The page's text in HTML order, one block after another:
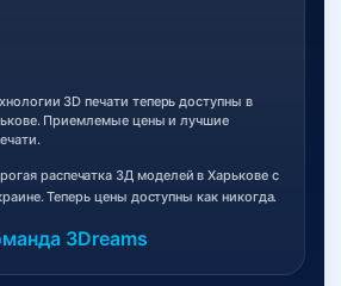
3D печати теперь доступны в
Приемлемые цены и лучшие
распечатка 3Д моделей в Харькове с
Теперь цены доступны как никогда.
3Dreams